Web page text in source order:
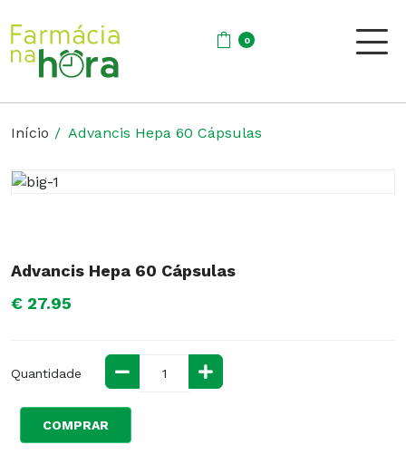
0
Início Advancis Hepa 60 Cápsulas
Advancis Hepa 60 Cápsulas
€ 27.95
Quantidade
COMPRAR